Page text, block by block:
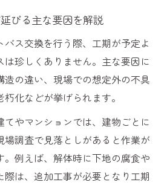
びる主な要因を解説
バス交換を行う際、工期が予定よ
は珍しくありません。主な要因に
造の違い、現場での想定外の不具
化などが挙げられます。
てやマンションでは、建物ごとに
調査で見落としがあると作業が
。例えば、解体時に下地の腐食や
際は、追加工事が必要となり工期